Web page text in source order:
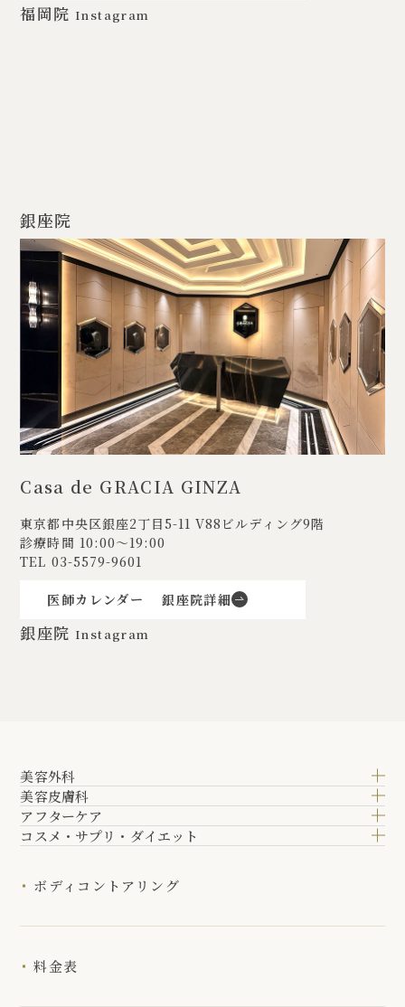
福岡院 Instagram
銀座院
Casa de GRACIA GINZA
東京都中央区銀座2丁目5-11V88ビルディング9階
診療時間 10:00〜19:00
TEL 03-5579-9601
医師カレンダー 銀座院詳細
銀座院 Instagram
美容外科
美容皮膚科
アフターケア
コスメ・サプリ・ダイエット
ボディコントアリング
料金表